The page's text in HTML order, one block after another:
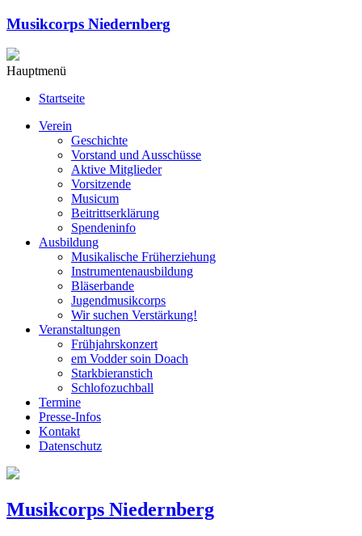
Musikcorps Niedernberg
Hauptmenü
Startseite
Verein
Geschichte
Vorstand und Ausschüsse
Aktive Mitglieder
Vorsitzende
Musicum
Beitrittserklärung
Spendeninfo
Ausbildung
Musikalische Früherziehung
Instrumentenausbildung
Bläserbande
Jugendmusikcorps
Wir suchen Verstärkung!
Veranstaltungen
Frühjahrskonzert
em Vodder soin Doach
Starkbieranstich
Schlofozuchball
Termine
Presse-Infos
Kontakt
Datenschutz
Musikcorps Niedernberg